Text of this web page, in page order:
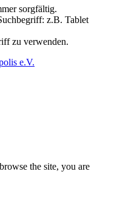
sorgfältig.
z.B. Tablet
zu verwenden.
e.V.
the site, you are